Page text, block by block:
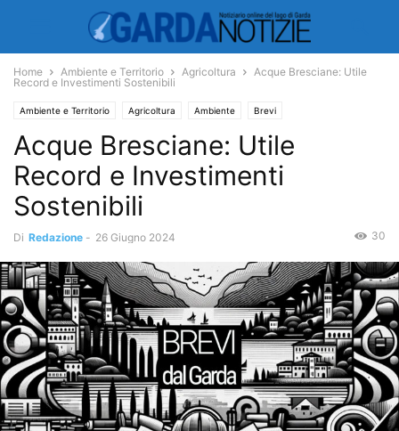
Home Ambiente e Territorio Agricoltura
Acque Bresciane: Utile
Record e Investimenti Sostenibili
Ambiente e Territorio Agricoltura Ambiente Brevi
Economia e Turismo Scuola
Acque Bresciane: Utile
Record e Investimenti
Sostenibili
Di Redazione - 26 Giugno 2024 30